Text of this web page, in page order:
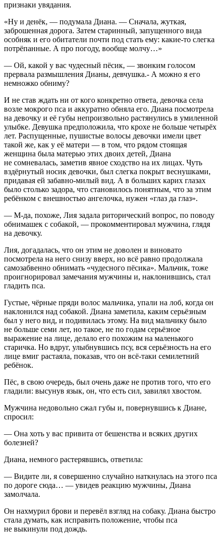
признаки увядания.
«Ну и денёк, — подумала Диана. — Сначала, жуткая,
заброшенная дорога. Затем старинный, запущенного вида
особняк и его обитатели почти под стать ему: какие-то слегка
потрёпанные. А про погоду, вообще молчу…»
— Ой, какой у вас чудесный пёсик, — звонким голосом
прервала размышления Дианы, девчушка.- А можно я его
немножко обниму?
И не став ждать ни от кого конкретно ответа, девочка села
возле мокрого пса и аккуратно обняла его. Диана посмотрела
на девочку и её губы непроизвольно растянулись в умиленной
улыбке. Девушка предположила, что крохе не больше четырёх
лет. Распущенные, пушистые волосы девочки имели цвет
такой же, как у её матери — в том, что рядом стоящая
женщина была матерью этих двоих детей, Диана
не сомневалась, заметив явное сходство на их лицах. Чуть
вздёрнутый носик девочки, был слегка покрыт веснушками,
придавая ей забавно-милый вид. А в больших карих глазах
было столько задора, что становилось понятным, что за этим
ребёнком с внешностью ангелочка, нужен «глаз да глаз».
— М-да, похоже, Лия задала риторический вопрос, по поводу
обнимашек с собакой, — прокомментировал мужчина, глядя
на девочку.
Лия, догадалась, что он этим не доволен и виновато
посмотрела на него снизу вверх, но всё равно продолжала
самозабвенно обнимать «чудесного пёсика». Мальчик, тоже
проигнорировал замечания мужчины и, наклонившись, стал
гладить пса.
Густые, чёрные пряди волос мальчика, упали на лоб, когда он
наклонился над собакой. Диана заметила, каким серьёзным
был у него вид, и подивилась этому. На вид мальчику было
не больше семи лет, но такое, не по годам серьёзное
выражение на лице, делало его похожим на маленького
старичка. Но вдруг, улыбнувшись псу, вся серьёзность на его
лице вмиг растаяла, показав, что он всё-таки семилетний
ребёнок.
Пёс, в свою очередь, был очень даже не против того, что его
гладили: высунув язык, он, что есть сил, завилял хвостом.
Мужчина недовольно сжал губы и, повернувшись к Диане,
спросил:
— Она хоть у вас привита от бешенства и всяких других
болезней?
Диана, немного растерявшись, ответила:
— Видите ли, я совершенно случайно наткнулась на этого пса
по дороге сюда… — увидев реакцию мужчины, Диана
замолчала.
Он нахмурил брови и перевёл взгляд на собаку. Диана быстро
стала думать, как исправить положение, чтобы пса
не выкинули под дождь.